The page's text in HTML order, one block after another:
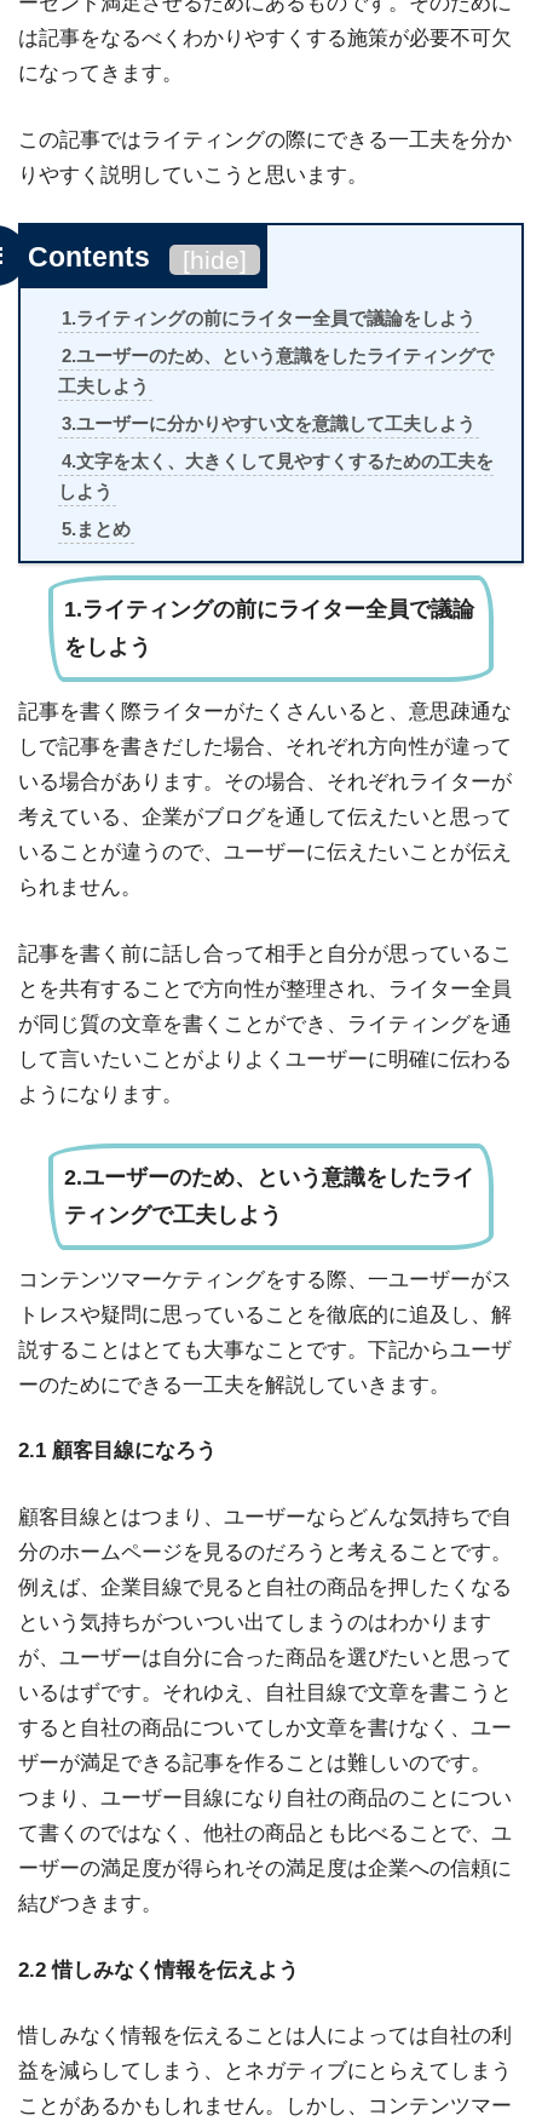
は記事をなるべくわかりやすくする施策が必要不可欠
になってきます。
この記事ではライティングの際にできる一工夫を分か
りやすく説明していこうと思います。
Contents [hide]
1.ライティングの前にライター全員で議論をしよう
2.ユーザーのため、という意識をしたライティングで
工夫しよう
3.ユーザーに分かりやすい文を意識して工夫しよう
4.文字を太く、大きくして見やすくするための工夫を
しよう
5.まとめ
1.ライティングの前にライター全員で議論
をしよう
記事を書く際ライターがたくさんいると、意思疎通な
しで記事を書きだした場合、それぞれ方向性が違って
いる場合があります。その場合、それぞれライターが
考えている、企業がブログを通して伝えたいと思って
いることが違うので、ユーザーに伝えたいことが伝え
られません。
記事を書く前に話し合って相手と自分が思っているこ
とを共有することで方向性が整理され、ライター全員
が同じ質の文章を書くことができ、ライティングを通
して言いたいことがよりよくユーザーに明確に伝わる
ようになります。
2.ユーザーのため、という意識をしたライ
ティングで工夫しよう
コンテンツマーケティングをする際、一ユーザーがス
トレスや疑問に思っていることを徹底的に追及し、解
説することはとても大事なことです。下記からユーザ
ーのためにできる一工夫を解説していきます。
2.1 顧客目線になろう
顧客目線とはつまり、ユーザーならどんな気持ちで自
分のホームページを見るのだろうと考えることです。
例えば、企業目線で見ると自社の商品を押したくなる
という気持ちがついつい出てしまうのはわかります
が、ユーザーは自分に合った商品を選びたいと思って
いるはずです。それゆえ、自社目線で文章を書こうと
すると自社の商品についてしか文章を書けなく、ユー
ザーが満足できる記事を作ることは難しいのです。
つまり、ユーザー目線になり自社の商品のことについ
て書くのではなく、他社の商品とも比べることで、ユ
ーザーの満足度が得られその満足度は企業への信頼に
結びつきます。
2.2 惜しみなく情報を伝えよう
惜しみなく情報を伝えることは人によっては自社の利
益を減らしてしまう、とネガティブにとらえてしまう
ことがあるかもしれません。しかし、コンテンツマー